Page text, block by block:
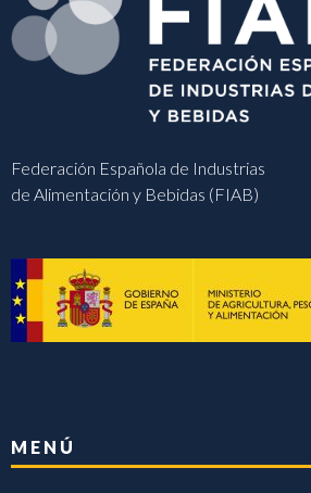
Federación Española de Industrias
de Alimentación y Bebidas (FIAB)
MENÚ